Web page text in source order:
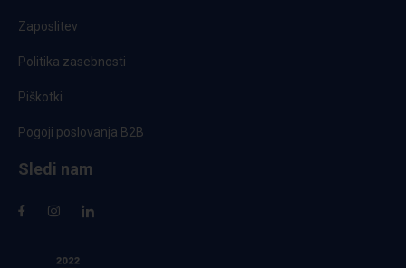
Zaposlitev
Politika zasebnosti
Piškotki
Pogoji poslovanja B2B
Sledi nam